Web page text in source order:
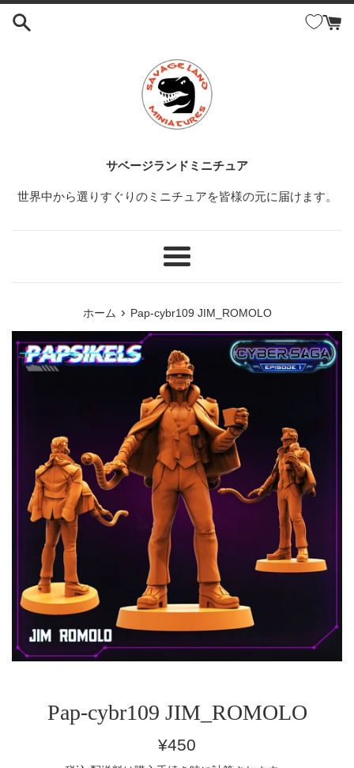
コ
サベージランドミニチュア
世界中から選りすぐりのミニチュアを皆様の元に届けます。
メ
ホーム › Pap-cybr109 JIM_ROMOLO
Pap-cybr109 JIM_ROMOLO
通
¥450